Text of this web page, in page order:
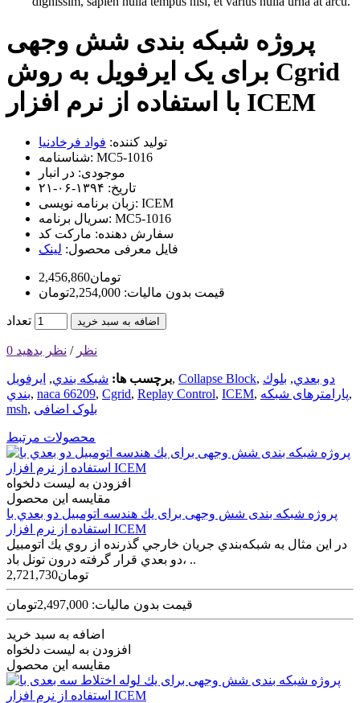
پروژه شبکه بندی شش وجهی
برای یک ایرفویل به روش Cgrid
با استفاده از نرم افزار ICEM
تولید کننده: فواد فرخادنیا
شناسنامه: MC5-1016
موجودی: در انبار
تاریخ: ۱۳۹۴-۰۶-۲۱
زبان برنامه نویسی: ICEM
سریال برنامه: MC5-1016
سفارش دهنده: مارکت کد
فایل معرفی محصول: لینک
2,456,860تومان
قیمت بدون مالیات: 2,254,000تومان
تعداد اضافه به سبد خرید
0 نظر / نظر بدهید
برچسب ها: شبكه بندي, ایرفویل , Collapse Block, دو بعدي, بلوك
بندي, naca 66209, Cgrid, Replay Control, ICEM, پارامترهای شبکه,
msh, بلوک اضافی
محصولات مرتبط
افزودن به لیست دلخواه
مقایسه این محصول
پروژه شبکه بندی شش وجهی برای يك هندسه اتومبيل دو بعدي با
استفاده از نرم افزار ICEM
در اين مثال به شبكه‌بندي جريان خارجي گذرنده از روي يك اتومبيل
دو بعدي قرار گرفته درون تونل باد، ..
2,721,730تومان
قیمت بدون مالیات: 2,497,000تومان
اضافه به سبد خرید
افزودن به لیست دلخواه
مقایسه این محصول